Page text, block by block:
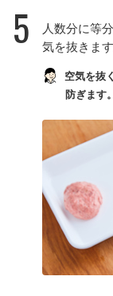
5
人数分に等
気を抜きます
空気を抜
防ぎます。